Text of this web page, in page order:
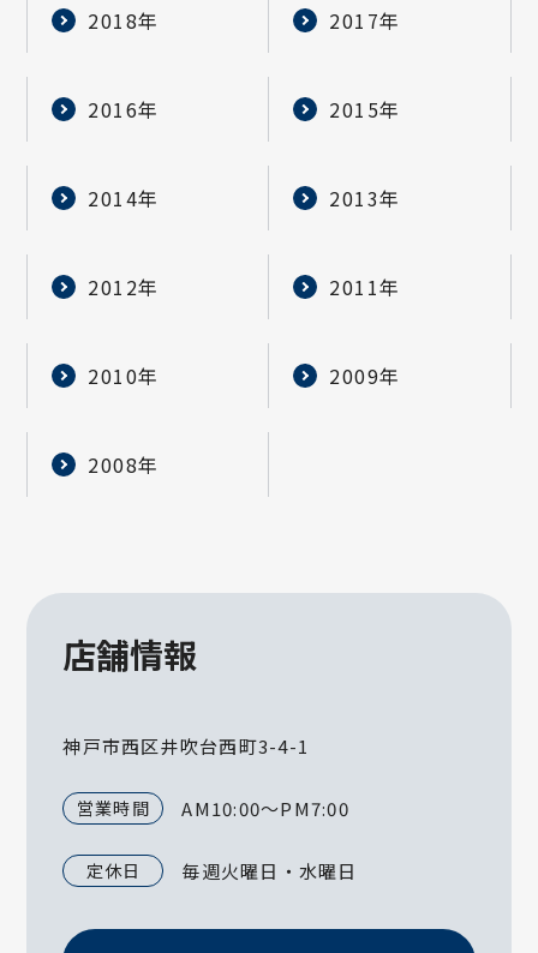
2018年 2017年
2016年 2015年
2014年 2013年
2012年 2011年
2010年 2009年
2008年
店舗情報
神戸市西区井吹台西町3-4-1
営業時間 AM10:00～PM7:00
定休日 毎週火曜日・水曜日